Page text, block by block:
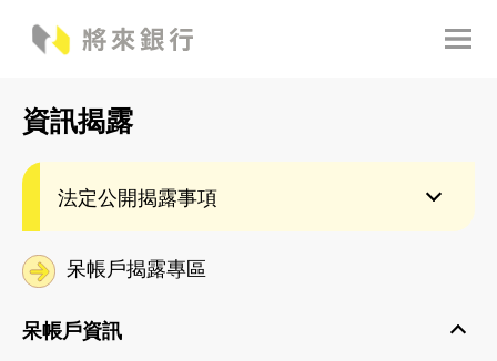
資訊揭露
法定公開揭露事項
呆帳戶揭露專區
呆帳戶資訊